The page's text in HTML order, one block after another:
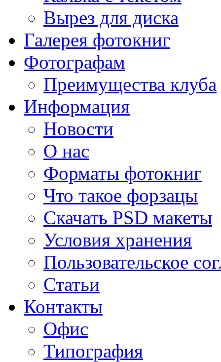
Вырез для диска
Галерея фотокниг
Фотографам
Преимущества клуба
Информация
Новости
О нас
Форматы фотокниг
Что такое форзацы
Скачать PSD макеты
Условия хранения
Пользовательское
Статьи
Контакты
Офис
Типография